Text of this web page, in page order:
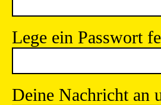
Lege ein Passwort
Deine Nachricht an